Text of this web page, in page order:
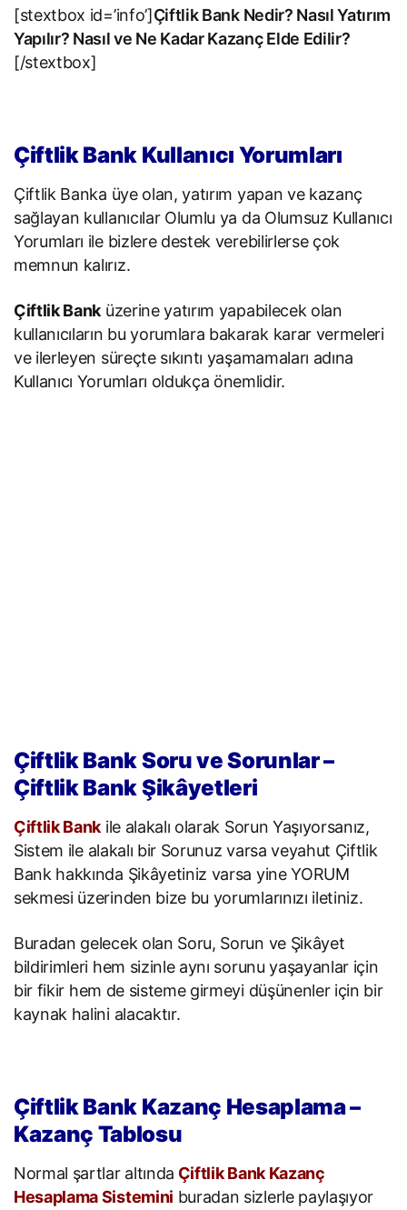
[stextbox id=’info’]Çiftlik Bank Nedir? Nasıl Yatırım
Yapılır? Nasıl ve Ne Kadar Kazanç Elde Edilir?
[/stextbox]
Çiftlik Bank Kullanıcı Yorumları
Çiftlik Banka üye olan, yatırım yapan ve kazanç
sağlayan kullanıcılar Olumlu ya da Olumsuz Kullanıcı
Yorumları ile bizlere destek verebilirlerse çok
memnun kalırız.
Çiftlik Bank üzerine yatırım yapabilecek olan
kullanıcıların bu yorumlara bakarak karar vermeleri
ve ilerleyen süreçte sıkıntı yaşamamaları adına
Kullanıcı Yorumları oldukça önemlidir.
Çiftlik Bank Soru ve Sorunlar –
Çiftlik Bank Şikâyetleri
Çiftlik Bank ile alakalı olarak Sorun Yaşıyorsanız,
Sistem ile alakalı bir Sorunuz varsa veyahut Çiftlik
Bank hakkında Şikâyetiniz varsa yine YORUM
sekmesi üzerinden bize bu yorumlarınızı iletiniz.
Buradan gelecek olan Soru, Sorun ve Şikâyet
bildirimleri hem sizinle aynı sorunu yaşayanlar için
bir fikir hem de sisteme girmeyi düşünenler için bir
kaynak halini alacaktır.
Çiftlik Bank Kazanç Hesaplama –
Kazanç Tablosu
Normal şartlar altında Çiftlik Bank Kazanç
Hesaplama Sistemini buradan sizlerle paylaşıyor